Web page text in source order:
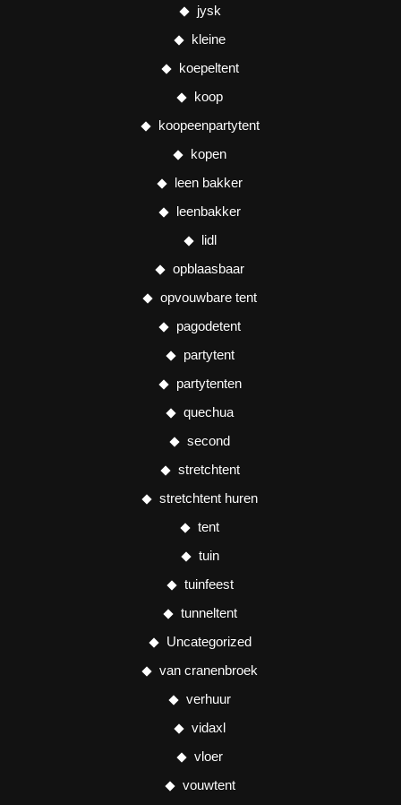
jysk
kleine
koepeltent
koop
koopeenpartytent
kopen
leen bakker
leenbakker
lidl
opblaasbaar
opvouwbare tent
pagodetent
partytent
partytenten
quechua
second
stretchtent
stretchtent huren
tent
tuin
tuinfeest
tunneltent
Uncategorized
van cranenbroek
verhuur
vidaxl
vloer
vouwtent